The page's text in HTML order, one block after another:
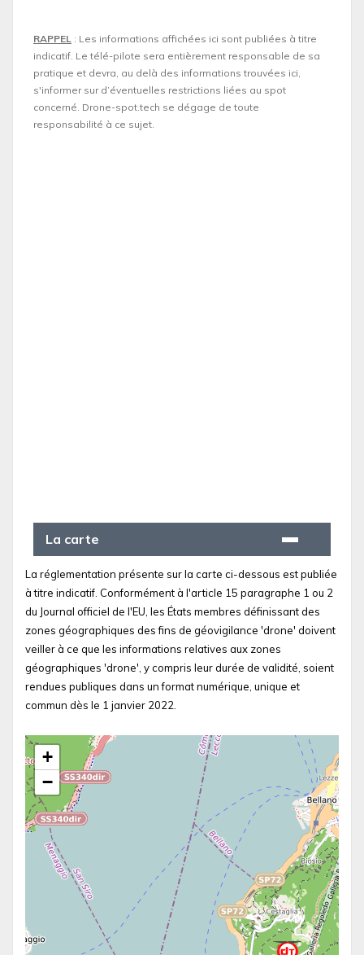
RAPPEL : Les informations affichées ici sont publiées à titre
indicatif. Le télé-pilote sera entièrement responsable de sa
pratique et devra, au delà des informations trouvées ici,
s'informer sur d’éventuelles restrictions liées au spot
concerné. Drone-spot.tech se dégage de toute
responsabilité à ce sujet.
La carte
La réglementation présente sur la carte ci-dessous est publiée
à titre indicatif. Conformément à l'article 15 paragraphe 1 ou 2
du Journal officiel de l'EU, les États membres définissant des
zones géographiques des fins de géovigilance 'drone' doivent
veiller à ce que les informations relatives aux zones
géographiques 'drone', y compris leur durée de validité, soient
rendues publiques dans un format numérique, unique et
commun dès le 1 janvier 2022.